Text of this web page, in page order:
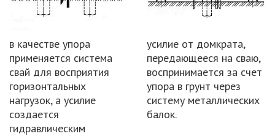
в качестве упора
применяется система
свай для восприятия
горизонтальных
нагрузок, а усилие
создается
гидравлическим
усилие от домкрата,
передающееся на сваю,
воспринимается за счет
упора в грунт через
систему металлических
балок.